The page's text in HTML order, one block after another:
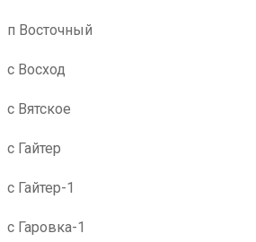
п Восточный
с Восход
с Вятское
с Гайтер
с Гайтер-1
с Гаровка-1